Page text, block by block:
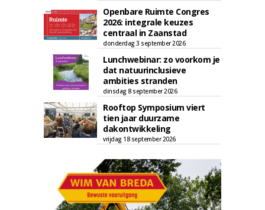
Openbare Ruimte Congres
2026: integrale keuzes
centraal in Zaanstad
donderdag 3 september 2026
Lunchwebinar: zo voorkom je
dat natuurinclusieve
ambities stranden
dinsdag 8 september 2026
Rooftop Symposium viert
tien jaar duurzame
dakontwikkeling
vrijdag 18 september 2026